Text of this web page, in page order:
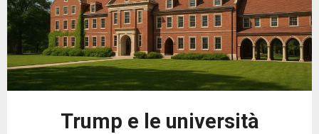
Trump e le università